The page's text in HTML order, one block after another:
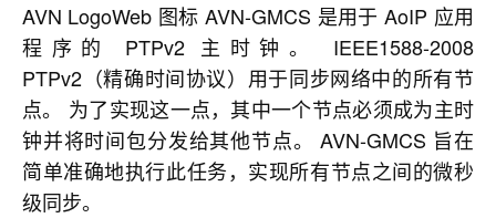
AVN LogoWeb 图标 AVN-GMCS 是用于 AoIP 应用
程序的 PTPv2 主时钟。 IEEE1588-2008
PTPv2（精确时间协议）用于同步网络中的所有节
点。 为了实现这一点，其中一个节点必须成为主时
钟并将时间包分发给其他节点。 AVN-GMCS 旨在
简单准确地执行此任务，实现所有节点之间的微秒
级同步。